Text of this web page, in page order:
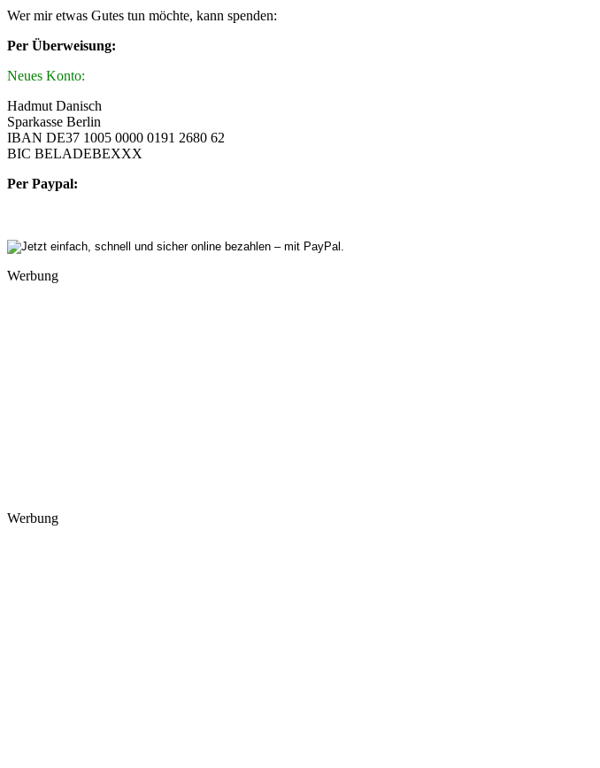
Wer mir etwas Gutes tun möchte, kann spenden:
Per Überweisung:
Neues Konto:
Hadmut Danisch
Sparkasse Berlin
IBAN DE37 1005 0000 0191 2680 62
BIC BELADEBEXXX
Per Paypal:
Werbung
Werbung